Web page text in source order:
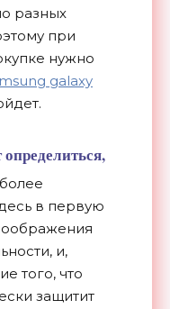
разных
при
нужно
galaxy
в первую
и,
того, что
защитит